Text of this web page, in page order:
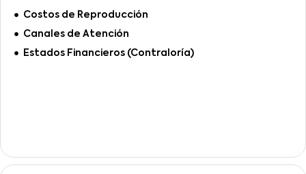
Costos de Reproducción
Canales de Atención
Estados Financieros (Contraloría)